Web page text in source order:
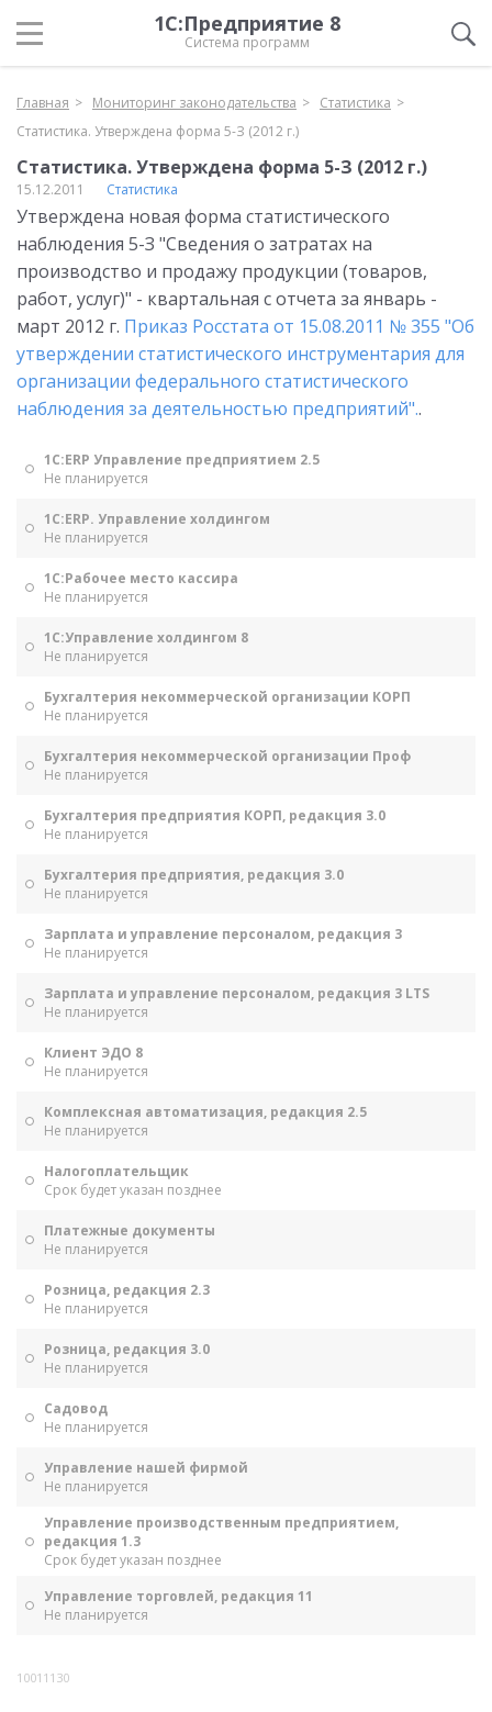
1С:Предприятие 8
Система программ
Главная Мониторинг законодательства
Статистика
Статистика. Утверждена форма 5-З (2012 г.)
Статистика. Утверждена форма 5-З (2012 г.)
15.12.2011 Статистика
Утверждена новая форма статистического
наблюдения 5-З "Сведения о затратах на
производство и продажу продукции (товаров,
работ, услуг)" - квартальная с отчета за январь -
март 2012 г. Приказ Росстата от 15.08.2011 № 355 "Об
утверждении статистического инструментария для
организации федерального статистического
наблюдения за деятельностью предприятий"..
1С:ERP Управление предприятием 2.5
Не планируется
1С:ERP. Управление холдингом
Не планируется
1С:Рабочее место кассира
Не планируется
1С:Управление холдингом 8
Не планируется
Бухгалтерия некоммерческой организации КОРП
Не планируется
Бухгалтерия некоммерческой организации Проф
Не планируется
Бухгалтерия предприятия КОРП, редакция 3.0
Не планируется
Бухгалтерия предприятия, редакция 3.0
Не планируется
Зарплата и управление персоналом, редакция 3
Не планируется
Зарплата и управление персоналом, редакция 3 LTS
Не планируется
Клиент ЭДО 8
Не планируется
Комплексная автоматизация, редакция 2.5
Не планируется
Налогоплательщик
Срок будет указан позднее
Платежные документы
Не планируется
Розница, редакция 2.3
Не планируется
Розница, редакция 3.0
Не планируется
Садовод
Не планируется
Управление нашей фирмой
Не планируется
Управление производственным предприятием,
редакция 1.3
Срок будет указан позднее
Управление торговлей, редакция 11
Не планируется
10011130